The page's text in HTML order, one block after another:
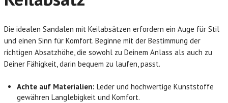
Die idealen Sandalen mit Keilabsätzen erfordern ein Auge für Stil
und einen Sinn für Komfort. Beginne mit der Bestimmung der
richtigen Absatzhöhe, die sowohl zu Deinem Anlass als auch zu
Deiner Fähigkeit, darin bequem zu laufen, passt.
Achte auf Materialien: Leder und hochwertige Kunststoffe
gewähren Langlebigkeit und Komfort.